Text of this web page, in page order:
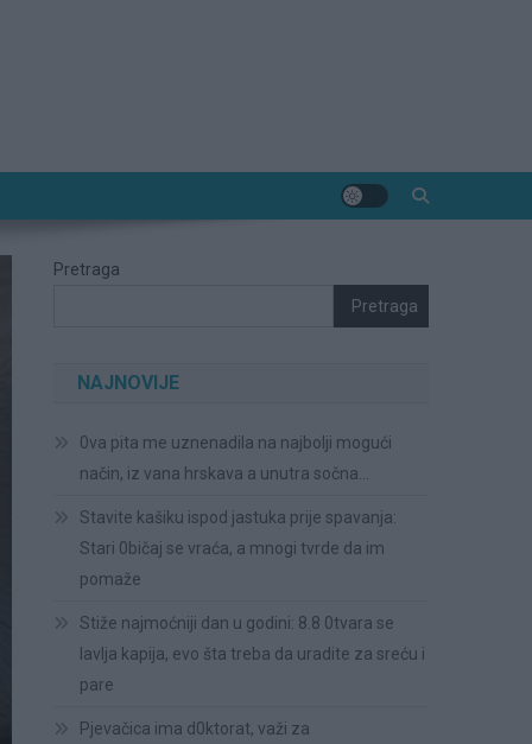
Pretraga
Pretraga
NAJNOVIJE
0va pita me uznenadila na najbolji mogući
način, iz vana hrskava a unutra sočna…
Stavite kašiku ispod jastuka prije spavanja:
Stari 0bičaj se vraća, a mnogi tvrde da im
pomaže
Stiže najmoćniji dan u godini: 8.8 0tvara se
lavlja kapija, evo šta treba da uradite za sreću i
pare
Pjevačica ima d0ktorat, važi za